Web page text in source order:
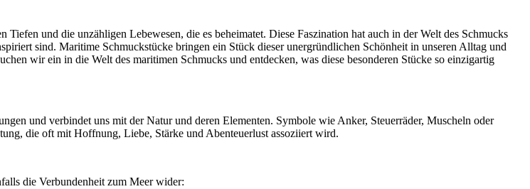
und die unzähligen Lebewesen, die es beheimatet. Diese Faszination hat auch in der Welt des Schmucks
sind. Maritime Schmuckstücke bringen ein Stück dieser unergründlichen Schönheit in unseren Alltag und
wir ein in die Welt des maritimen Schmucks und entdecken, was diese besonderen Stücke so einzigartig
und verbindet uns mit der Natur und deren Elementen. Symbole wie Anker, Steuerräder, Muscheln oder
die oft mit Hoffnung, Liebe, Stärke und Abenteuerlust assoziiert wird.
die Verbundenheit zum Meer wider: